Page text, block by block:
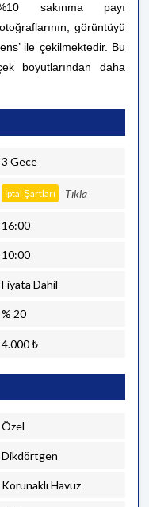
sakınma payı
görüntüyü
ile çekilmektedir. Bu
boyutlarından daha
3 Gece
İptal Şartları Tıkla
16:00
10:00
Fiyata Dahil
% 20
4.000 ₺
Özel
Dikdörtgen
Korunaklı Havuz